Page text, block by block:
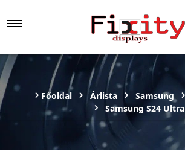
Főoldal Árlista Samsung
Samsung S24 Ultra